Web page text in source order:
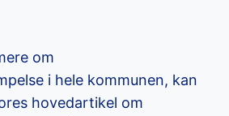
om
i hele kommunen, kan
hovedartikel om